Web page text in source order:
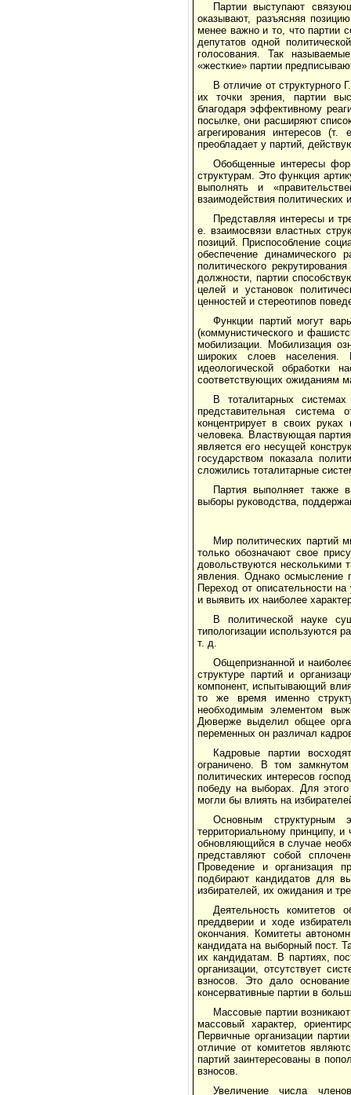
Партии выступают
оказывают, разъясняя
менее важно и то, что партии
депутатов одной
голосования. Так
«жесткие» партии
В отличие от
их точки зрения, партии
благодаря эффективному
посылке, они расширяют
агрегирования интересов
преобладает у партий,
Обобщенные интересы
структурам. Это функция
выполнять и
взаимодействия политических
Представляя интересы и
е. взаимосвязи властных
позиций. Приспособление
обеспечение динамического
политического
должности, партии
целей и установок
ценностей и стереотипов
Функции партий могут
(коммунистического и
мобилизации. Мобилизация
широких слоев
идеологической обработки
соответствующих ожиданиям
В тоталитарных
представительная система
концентрирует в своих
человека. Властвующая
является его несущей
государством показала
сложились тоталитарные
Партия выполняет также
выборы руководства,
Мир политических партий
только обозначают свое
довольствуются несколькими
явления. Однако осмысление
Переход от описательности
и выявить их наиболее
В политической науке
типологизации используются
т. д.
Общепризнанной и
структуре партий и
компонент, испытывающий
то же время именно
необходимым элементом
Дюверже выделил общее
переменных он различал
Кадровые партии
ограничено. В том
политических интересов
победу на выборах. Для
могли бы влиять на
Основным структурным
территориальному принципу,
обновляющийся в случае
представляют собой
Проведение и организация
подбирают кандидатов для
избирателей, их ожидания и
Деятельность комитетов
преддверии и ходе
окончания. Комитеты
кандидата на выборный пост.
их кандидатам. В партиях,
организации, отсутствует
взносов. Это дало
консервативные партии в
Массовые партии
массовый характер,
Первичные организации
отличие от комитетов
партий заинтересованы в
взносов.
Увеличение числа